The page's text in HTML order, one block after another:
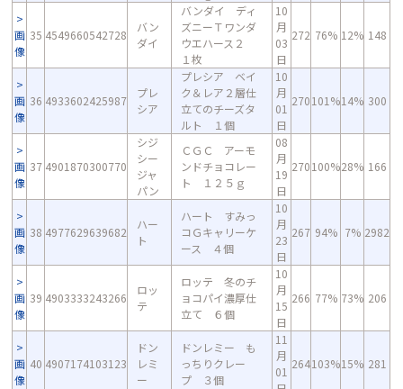
画
像
35 4549660542728
バン
ダイ
バンダイ ディ
ズニーＴワンダ
ウエハース２
１枚
10
月
03
日
272 76% 12% 148
画
像
36 4933602425987
プレ
シア
プレシア ベイ
ク＆レア２層仕
立てのチーズタ
ルト １個
10
月
01
日
270101%14% 300
画
像
37 4901870300770
シジ
シー
ジャ
パン
ＣＧＣ アーモ
ンドチョコレー
ト １２５ｇ
08
月
19
日
270100%28% 166
画
像
38 4977629639682
ハー
ト
ハート すみっ
コＧキャリーケ
ース ４個
10
月
23
日
267 94% 7% 2982
画
像
39 4903333243266
ロッ
テ
ロッテ 冬のチ
ョコパイ濃厚仕
立て ６個
10
月
15
日
266 77% 73% 206
画
像
40 4907174103123
ドン
レミ
ー
ドンレミー も
っちりクレー
プ ３個
11
月
01
264103%15% 281